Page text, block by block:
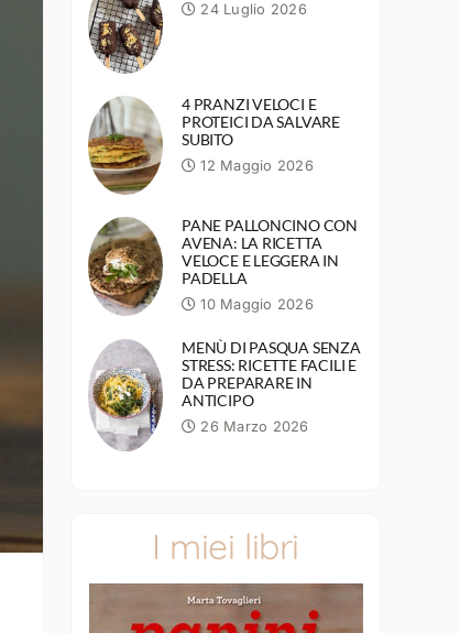
24 Luglio 2026
4 PRANZI VELOCI E
PROTEICI DA SALVARE
SUBITO
12 Maggio 2026
PANE PALLONCINO CON
AVENA: LA RICETTA
VELOCE E LEGGERA IN
PADELLA
10 Maggio 2026
MENÙ DI PASQUA SENZA
STRESS: RICETTE FACILI E
DA PREPARARE IN
ANTICIPO
26 Marzo 2026
I miei libri